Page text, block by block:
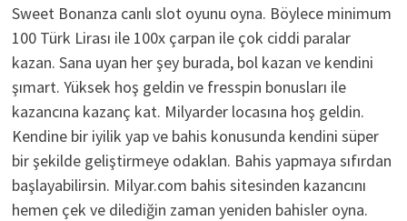
Sweet Bonanza canlı slot oyunu oyna. Böylece minimum
100 Türk Lirası ile 100x çarpan ile çok ciddi paralar
kazan. Sana uyan her şey burada, bol kazan ve kendini
şımart. Yüksek hoş geldin ve fresspin bonusları ile
kazancına kazanç kat. Milyarder locasına hoş geldin.
Kendine bir iyilik yap ve bahis konusunda kendini süper
bir şekilde geliştirmeye odaklan. Bahis yapmaya sıfırdan
başlayabilirsin. Milyar.com bahis sitesinden kazancını
hemen çek ve dilediğin zaman yeniden bahisler oyna.